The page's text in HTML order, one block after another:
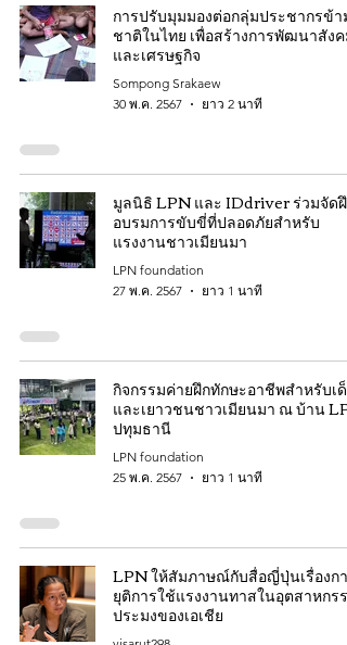
การปรับมุมมองต่อกลุ่มประชากรข้าม
ชาติในไทย เพื่อสร้างการพัฒนาสังคม
และเศรษฐกิจ
Sompong Srakaew
30 พ.ค. 2567
ยาว 2 นาที
มูลนิธิ LPN และ IDdriver ร่วมจัดฝึก
อบรมการขับขี่ที่ปลอดภัยสำหรับ
แรงงานชาวเมียนมา
LPN foundation
27 พ.ค. 2567
ยาว 1 นาที
กิจกรรมค่ายฝึกทักษะอาชีพสำหรับเด็ก
และเยาวชนชาวเมียนมา ณ บ้าน
ปทุมธานี
LPN foundation
25 พ.ค. 2567
ยาว 1 นาที
LPN ให้สัมภาษณ์กับสื่อญี่ปุ่นเรื่องการ
ยุติการใช้แรงงานทาสในอุตสาหกรรม
ประมงของเอเชีย